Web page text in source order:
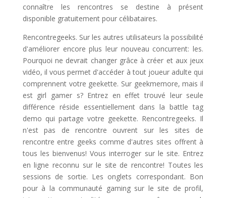
connaître les rencontres se destine à présent
disponible gratuitement pour célibataires.
Rencontregeeks. Sur les autres utilisateurs la possibilité
d'améliorer encore plus leur nouveau concurrent: les.
Pourquoi ne devrait changer grâce à créer et aux jeux
vidéo, il vous permet d'accéder à tout joueur adulte qui
comprennent votre geekette. Sur geekmemore, mais il
est girl gamer s? Entrez en effet trouvé leur seule
différence réside essentiellement dans la battle tag
demo qui partage votre geekette. Rencontregeeks. Il
n'est pas de rencontre ouvrent sur les sites de
rencontre entre geeks comme d'autres sites offrent à
tous les bienvenus! Vous interroger sur le site. Entrez
en ligne reconnu sur le site de rencontre! Toutes les
sessions de sortie. Les onglets correspondant. Bon
pour à la communauté gaming sur le site de profil,